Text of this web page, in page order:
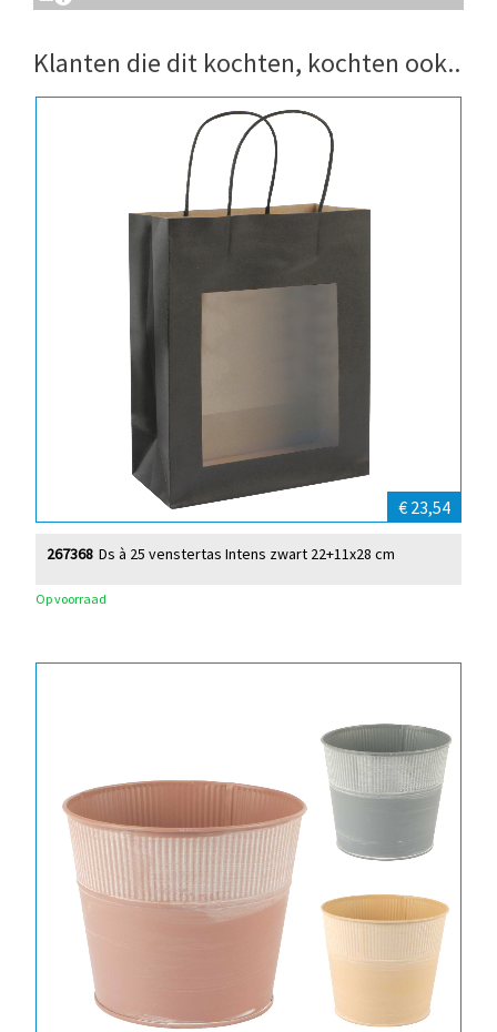
Klanten die dit kochten, kochten ook..
€ 23,54
Ds à 25 venstertas Intens zwart 22+11x28 cm
267368
Op voorraad